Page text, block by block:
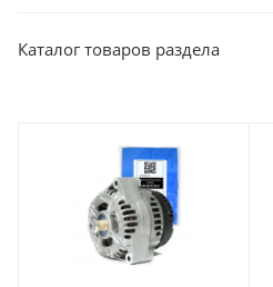
Каталог товаров раздела